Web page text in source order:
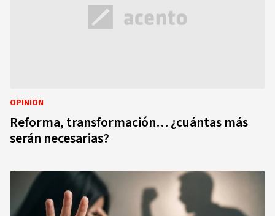
OPINIÓN
Reforma, transformación… ¿cuántas más
serán necesarias?